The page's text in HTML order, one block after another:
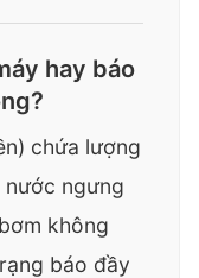
hay báo
chứa lượng
nước ngưng
không
báo đầy